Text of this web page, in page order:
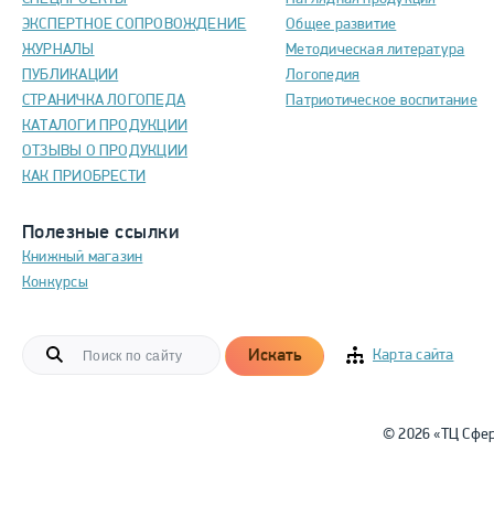
ЭКСПЕРТНОЕ СОПРОВОЖДЕНИЕ
ЖУРНАЛЫ
ПУБЛИКАЦИИ
СТРАНИЧКА ЛОГОПЕДА
КАТАЛОГИ ПРОДУКЦИИ
ОТЗЫВЫ О ПРОДУКЦИИ
КАК ПРИОБРЕСТИ
Полезные ссылки
Книжный магазин
Конкурсы
Общее развитие
Методическая литература
Логопедия
Патриотическое воспитание
Искать Карта сайта
© 2026 «ТЦ